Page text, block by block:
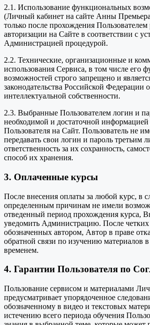
2.1. Использование функциональных
(Личный кабинет на сайте Анны Премьера
только после прохождения Пользователем
авторизации на Сайте в соответствии с
Администрацией процедурой.
2.2. Технические, организационные и
использования Сервиса, в том числе его
возможностей строго запрещено и
законодательства Российской Федерации
интеллектуальной собственности.
2.3. Выбранные Пользователем логин и
необходимой и достаточной информацией
Пользователя на Сайт. Пользователь не
передавать свои логин и пароль третьим
ответственность за их сохранность,
способ их хранения.
3. Оплаченные курсы
После внесения оплаты за любой курс, в
определенным причинам не имели
отведенный период прохождения курса,
уведомить Администрацию. После
обозначенных автором, Автор в праве
обратной связи по изучению материалов
временем.
4. Гарантии Пользователя по
Пользование сервисом и материалами
предусматривает упорядоченное
обозначенному в видео и текстовых
истечению всего периода обучения